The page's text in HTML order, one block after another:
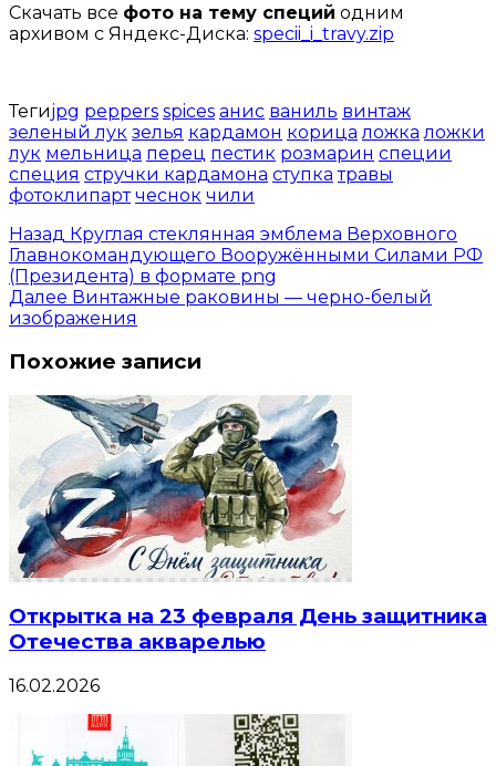
Скачать все фото на тему специй одним
архивом с Яндекс-Диска: specii_i_travy.zip
Тегиjpg peppers spices анис ваниль винтаж
зеленый лук зелья кардамон корица ложка ложки
лук мельница перец пестик розмарин специи
специя стручки кардамона ступка травы
фотоклипарт чеснок чили
Назад Круглая стеклянная эмблема Верховного
Главнокомандующего Вооружёнными Силами РФ
(Президента) в формате png
Далее Винтажные раковины — черно-белый
изображения
Похожие записи
Открытка на 23 февраля День защитника
Отечества акварелью
16.02.2026